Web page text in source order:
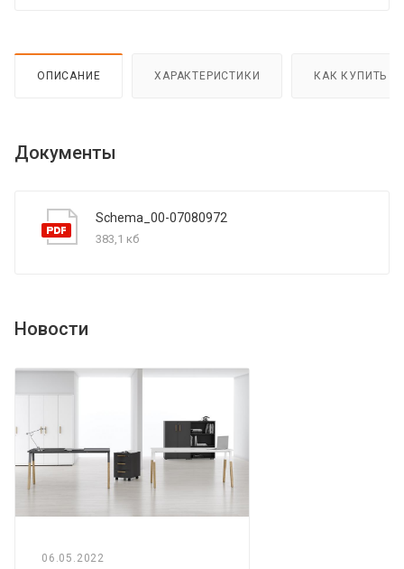
ОПИСАНИЕ ХАРАКТЕРИСТИКИ КАК КУПИТЬ
Документы
Schema_00-07080972
383,1 кб
Новости
06.05.2022